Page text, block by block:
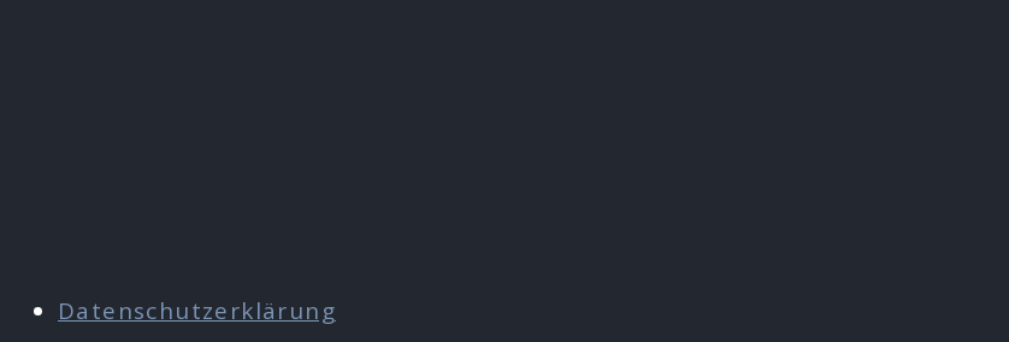
Datenschutzerklärung